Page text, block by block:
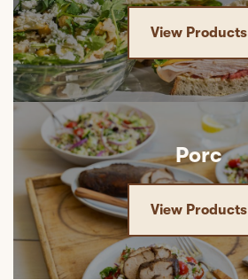
View Products
Porc
View Products